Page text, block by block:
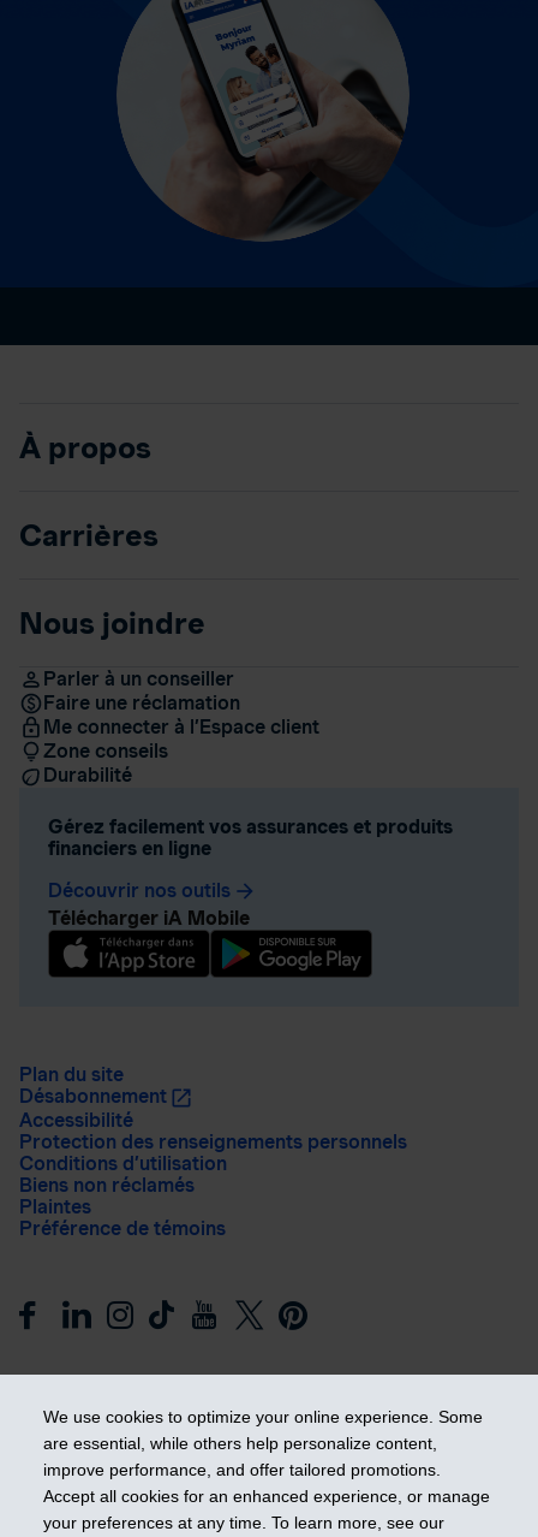
We use cookies to optimize your online experience. Some
are essential, while others help personalize content,
improve performance, and offer tailored promotions.
Accept all cookies for an enhanced experience, or manage
your preferences at any time. To learn more, see our
À propos
Carrières
Nous joindre
Parler à un conseiller
Faire une réclamation
Me connecter à l’Espace client
Zone conseils
Durabilité
Gérez facilement vos assurances et produits
financiers en ligne
Découvrir nos outils arrow_forward
Télécharger iA Mobile
Plan du site
Désabonnement
Accessibilité
Protection des renseignements personnels
Conditions d’utilisation
Biens non réclamés
Plaintes
Préférence de témoins
Prendre les devants